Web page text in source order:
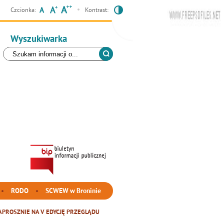
Czcionka: Kontrast:
Wyszukiwarka
RODO SCWEW w Broninie
NA V EDYCJĘ PRZEGLĄDU